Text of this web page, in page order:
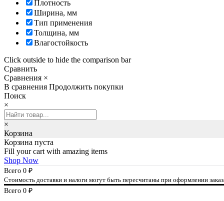
Плотность
Ширина, мм
Тип применения
Толщина, мм
Влагостойкость
Click outside to hide the comparison bar
Сравнить
Сравнения ×
В сравнения Продолжить покупки
Поиск
×
×
Корзина
Корзина пуста
Fill your cart with amazing items
Shop Now
Всего 0 ₽
Стоимость доставки и налоги могут быть пересчитаны при оформлении
Всего 0 ₽